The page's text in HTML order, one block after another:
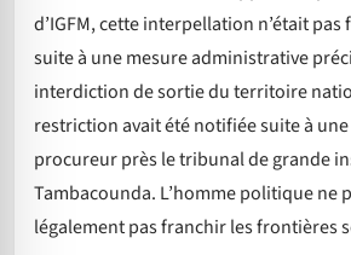
d’IGFM, cette interpellation n’était
suite à une mesure administrative
interdiction de sortie du territoire
restriction avait été notifiée suite à une
procureur près le tribunal de grande
Tambacounda. L’homme politique ne
légalement pas franchir les frontières